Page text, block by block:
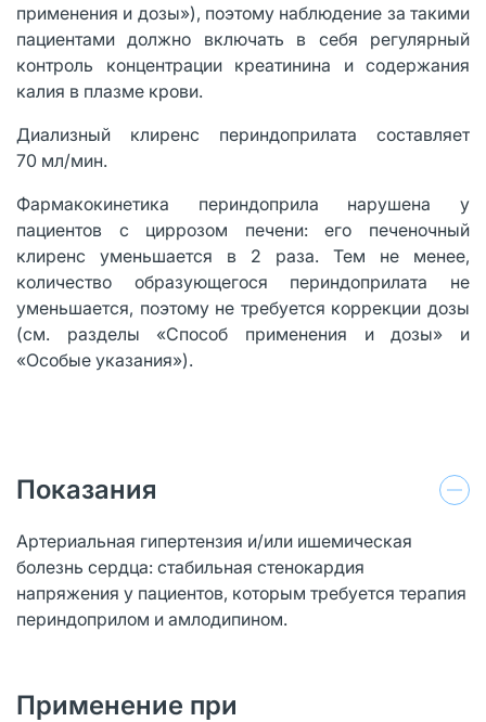
применения и дозы»), поэтому наблюдение за такими
пациентами должно включать в себя регулярный
контроль концентрации креатинина и содержания
калия в плазме крови.
Диализный клиренс периндоприлата составляет
70 мл/мин.
Фармакокинетика периндоприла нарушена у
пациентов с циррозом печени: его печеночный
клиренс уменьшается в 2 раза. Тем не менее,
количество образующегося периндоприлата не
уменьшается, поэтому не требуется коррекции дозы
(см. разделы «Способ применения и дозы» и
«Особые указания»).
Показания
Артериальная гипертензия и/или ишемическая
болезнь сердца: стабильная стенокардия
напряжения у пациентов, которым требуется терапия
периндоприлом и амлодипином.
Применение при